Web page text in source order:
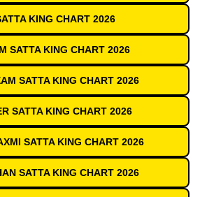
KING CHART 2026
SATTA KING CHART 2026
SATTA KING CHART 2026
SATTA KING CHART 2026
SATTA KING CHART 2026
SATTA KING CHART 2026